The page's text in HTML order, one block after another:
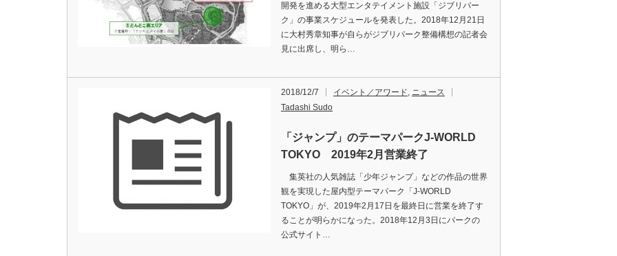
開発を進める大型エンタテイメント施設「ジブリパー
ク」の事業スケジュールを発表した。2018年12月21日
に大村秀章知事が自らがジブリパーク整備構想の記者会
見に出席し、明ら…
2018/12/7 イベント／アワード, ニュース
Tadashi Sudo
「ジャンプ」のテーマパークJ-WORLD
TOKYO 2019年2月営業終了
集英社の人気雑誌「少年ジャンプ」などの作品の世界
観を実現した屋内型テーマパーク「J-WORLD
TOKYO」が、2019年2月17日を最終日に営業を終了す
ることが明らかになった。2018年12月3日にパークの
公式サイト…